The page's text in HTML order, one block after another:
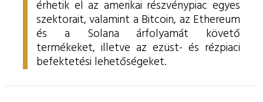
érhetik el az amerikai részvénypiac egyes
szektorait, valamint a Bitcoin, az Ethereum
és a Solana árfolyamát követő
termékeket, illetve az ezüst- és rézpiaci
befektetési lehetőségeket.